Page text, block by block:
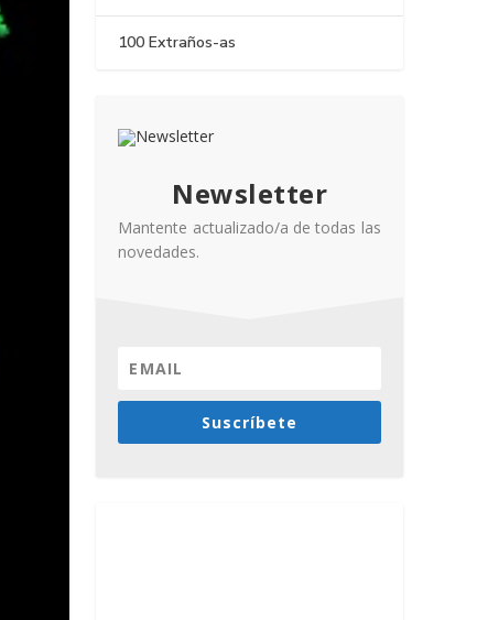
100 Extraños-as
Newsletter
Mantente actualizado/a de todas las
novedades.
Suscríbete